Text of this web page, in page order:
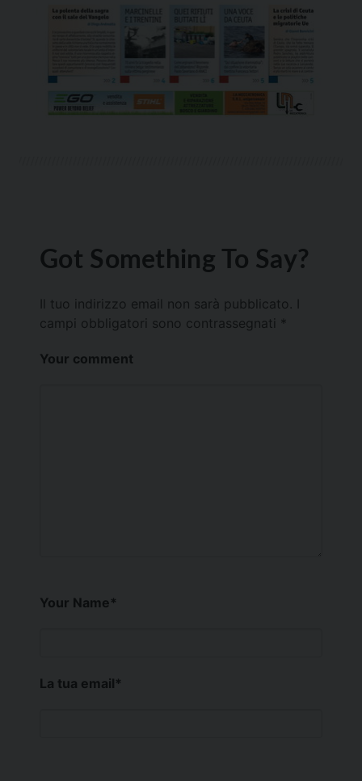
Got Something To Say?
Il tuo indirizzo email non sarà pubblicato.
campi obbligatori sono contrassegnati *
Your comment
Your Name*
La tua email*